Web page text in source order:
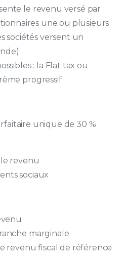
le revenu versé par
une ou plusieurs
sociétés versent un
: la Flat tax ou
progressif
unique de 30 %
le revenu
sociaux
marginale
revenu fiscal de référence